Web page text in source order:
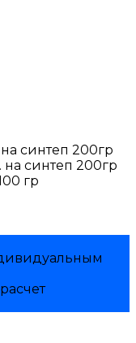
синтеп 200гр
синтеп 200гр
гр